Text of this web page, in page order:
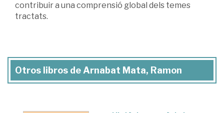
contribuir a una comprensió global dels temes
tractats.
Otros libros de Arnabat Mata, Ramon